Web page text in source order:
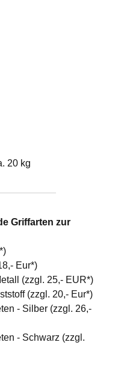
20 kg
Griffarten zur
Eur*)
(zzgl. 25,- EUR*)
(zzgl. 20,- Eur*)
- Silber (zzgl. 26,-
- Schwarz (zzgl.